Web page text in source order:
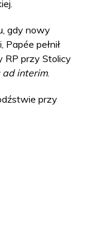
gdy nowy
Papée pełnił
RP przy Stolicy
ad interim.
przy